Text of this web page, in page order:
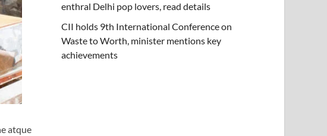
atque
enthral Delhi pop lovers, read details
CII holds 9th International Conference on
Waste to Worth, minister mentions key
achievements